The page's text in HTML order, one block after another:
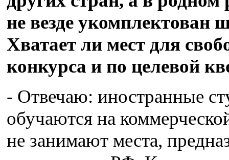
не везде укомплектован
Хватает ли мест для
конкурса и по целевой
- Отвечаю: иностранные
обучаются на
не занимают места,